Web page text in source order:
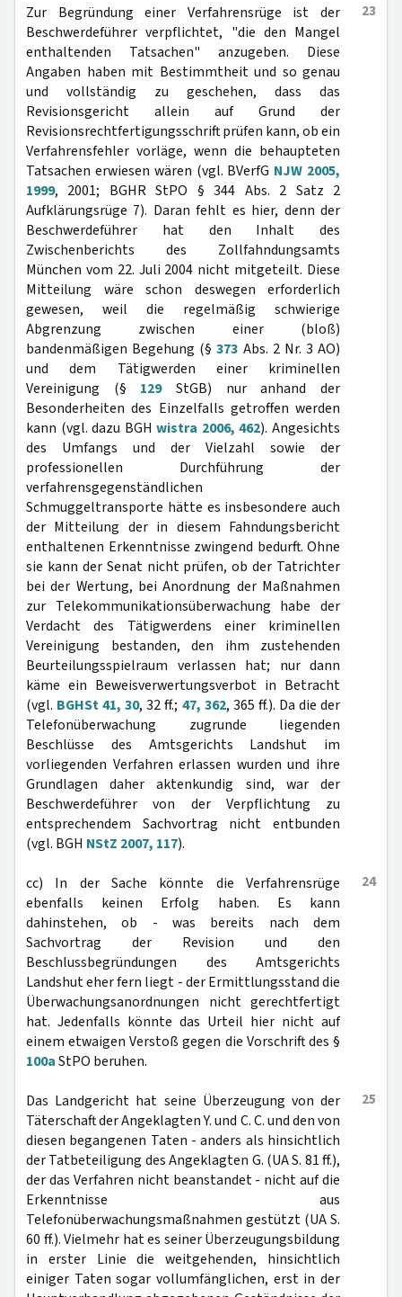
23
Zur Begründung einer Verfahrensrüge ist der
Beschwerdeführer verpflichtet, "die den Mangel
enthaltenden Tatsachen" anzugeben. Diese
Angaben haben mit Bestimmtheit und so genau
und vollständig zu geschehen, dass das
Revisionsgericht allein auf Grund der
Revisionsrechtfertigungsschrift prüfen kann, ob ein
Verfahrensfehler vorläge, wenn die behaupteten
Tatsachen erwiesen wären (vgl. BVerfG NJW 2005,
1999, 2001; BGHR StPO § 344 Abs. 2 Satz 2
Aufklärungsrüge 7). Daran fehlt es hier, denn der
Beschwerdeführer hat den Inhalt des
Zwischenberichts des Zollfahndungsamts
München vom 22. Juli 2004 nicht mitgeteilt. Diese
Mitteilung wäre schon deswegen erforderlich
gewesen, weil die regelmäßig schwierige
Abgrenzung zwischen einer (bloß)
bandenmäßigen Begehung (§373 Abs. 2 Nr. 3 AO)
und dem Tätigwerden einer kriminellen
Vereinigung (§ 129StGB) nur anhand der
Besonderheiten des Einzelfalls getroffen werden
kann (vgl. dazu BGHwistra 2006, 462). Angesichts
des Umfangs und der Vielzahl sowie der
professionellen Durchführung der
verfahrensgegenständlichen
Schmuggeltransporte hätte es insbesondere auch
der Mitteilung der in diesem Fahndungsbericht
enthaltenen Erkenntnisse zwingend bedurft. Ohne
sie kann der Senat nicht prüfen, ob der Tatrichter
bei der Wertung, bei Anordnung der Maßnahmen
zur Telekommunikationsüberwachung habe der
Verdacht des Tätigwerdens einer kriminellen
Vereinigung bestanden, den ihm zustehenden
Beurteilungsspielraum verlassen hat; nur dann
käme ein Beweisverwertungsverbot in Betracht
(vgl. BGHSt 41, 30, 32 ff.; 47, 362, 365 ff.). Da die der
Telefonüberwachung zugrunde liegenden
Beschlüsse des Amtsgerichts Landshut im
vorliegenden Verfahren erlassen wurden und ihre
Grundlagen daher aktenkundig sind, war der
Beschwerdeführer von der Verpflichtung zu
entsprechendem Sachvortrag nicht entbunden
(vgl. BGH NStZ 2007, 117).
24
cc) In der Sache könnte die Verfahrensrüge
ebenfalls keinen Erfolg haben. Es kann
dahinstehen, ob - was bereits nach dem
Sachvortrag der Revision und den
Beschlussbegründungen des Amtsgerichts
Landshut eher fern liegt - der Ermittlungsstand die
Überwachungsanordnungen nicht gerechtfertigt
hat. Jedenfalls könnte das Urteil hier nicht auf
einem etwaigen Verstoß gegen die Vorschrift des §
100aStPO beruhen.
25
Das Landgericht hat seine Überzeugung von der
Täterschaft der Angeklagten Y. und C. C. und den von
diesen begangenen Taten - anders als hinsichtlich
der Tatbeteiligung des Angeklagten G. (UA S. 81 ff.),
der das Verfahren nicht beanstandet - nicht auf die
Erkenntnisse aus
Telefonüberwachungsmaßnahmen gestützt (UA S.
60 ff.). Vielmehr hat es seiner Überzeugungsbildung
in erster Linie die weitgehenden, hinsichtlich
einiger Taten sogar vollumfänglichen, erst in der